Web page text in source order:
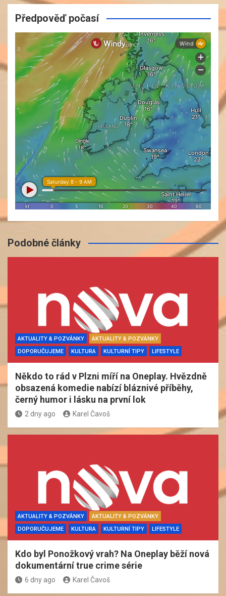
Předpověď počasí
Podobné články
AKTUALITY & POZVÁNKY
AKTUALITY & POZVÁNKY
DOPORUČUJEME
KULTURA KULTURNÍ TIPY LIFESTYLE
Někdo to rád v Plzni míří na Oneplay. Hvězdně
obsazená komedie nabízí bláznivé příběhy,
černý humor i lásku na první lok
2 dny ago Karel Čavoš
AKTUALITY & POZVÁNKY
AKTUALITY & POZVÁNKY
DOPORUČUJEME
KULTURA KULTURNÍ TIPY LIFESTYLE
Kdo byl Ponožkový vrah? Na Oneplay běží nová
dokumentární true crime série
6 dny ago Karel Čavoš